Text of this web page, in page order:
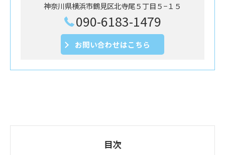
神奈川県横浜市鶴見区北寺尾５丁目５−１５
090-6183-1479
お問い合わせはこちら
目次